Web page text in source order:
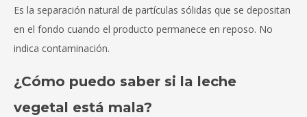
Es la separación natural de partículas sólidas que se depositan
en el fondo cuando el producto permanece en reposo. No
indica contaminación.
¿Cómo puedo saber si la leche
vegetal está mala?